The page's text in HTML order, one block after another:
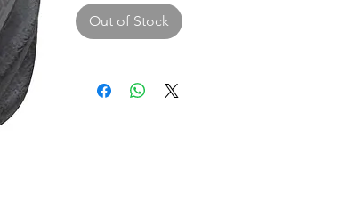
Out of Stock